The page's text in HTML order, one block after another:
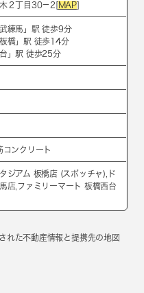
２丁目30－2[ MAP]
練馬 」駅 徒歩9分
板橋」駅 徒歩14分
」駅 徒歩25分
ンクリート
ジアム 板橋店 (スポッチャ),ド
店,ファミリーマート 板橋西台
れた不動産情報と提携先の地図